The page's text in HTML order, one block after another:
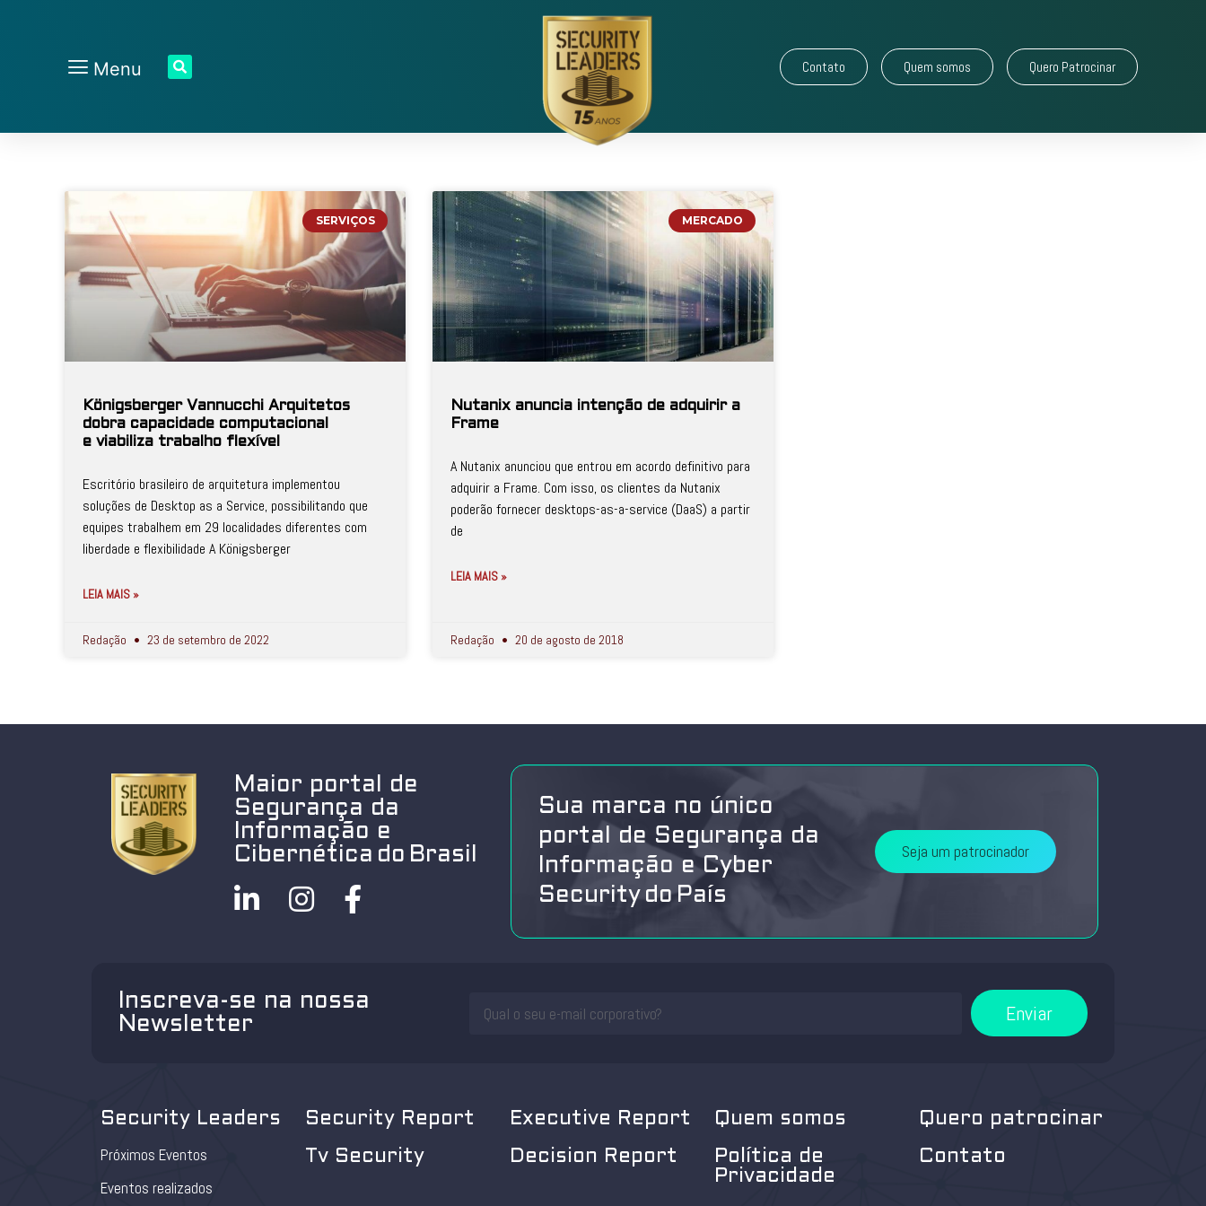
Menu Contato Quem somos Quero Patrocinar
SERVIÇOS
Königsberger Vannucchi Arquitetos
dobra capacidade computacional
e viabiliza trabalho flexível
Escritório brasileiro de arquitetura implementou
soluções de Desktop as a Service, possibilitando que
equipes trabalhem em 29 localidades diferentes com
liberdade e flexibilidade A Königsberger
LEIA MAIS »
Redação 23 de setembro de 2022
MERCADO
Nutanix anuncia intenção de adquirir a
Frame
A Nutanix anunciou que entrou em acordo definitivo para
adquirir a Frame. Com isso, os clientes da Nutanix
poderão fornecer desktops-as-a-service (DaaS) a partir
de
LEIA MAIS »
Redação 20 de agosto de 2018
Maior portal de
Segurança da
Informação e
Cibernética do Brasil
Sua marca no único
portal de Segurança da
Informação e Cyber
Security do País
Seja um patrocinador
Inscreva-se na nossa
Newsletter
Enviar
Security Leaders
Próximos Eventos
Eventos realizados
Security Report
Tv Security
Executive Report
Decision Report
Quem somos
Política de
Privacidade
Quero patrocinar
Contato